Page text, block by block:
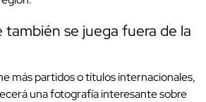
también se juega fuera de la
más partidos o títulos internacionales,
una fotografía interesante sobre